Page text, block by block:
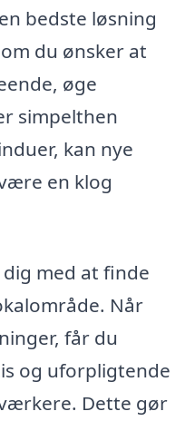
bedste løsning
du ønsker at
øge
simpelthen
kan nye
en klog
med at finde
Når
får du
og uforpligtende
Dette gør